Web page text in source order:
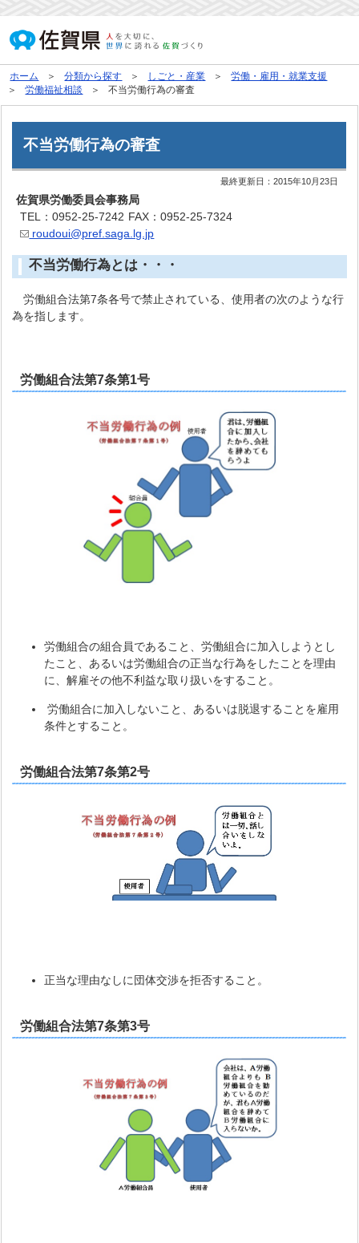
ホーム 分類から探す しごと・産業
労働・雇用・就業支援
労働福祉相談
不当労働行為の審査
不当労働行為の審査
最終更新日：2015年10月23日
佐賀県労働委員会事務局
TEL：0952-25-7242 FAX：0952-25-7324
roudoui@pref.saga.lg.jp
不当労働行為とは・・・
労働組合法第7条各号で禁止されている、使用者の次のような行
為を指します。
労働組合法第7条第1号
労働組合の組合員であること、労働組合に加入しようとし
たこと、あるいは労働組合の正当な行為をしたことを理由
に、解雇その他不利益な取り扱いをすること。
労働組合に加入しないこと、あるいは脱退することを雇用
条件とすること。
労働組合法第7条第2号
正当な理由なしに団体交渉を拒否すること。
労働組合法第7条第3号